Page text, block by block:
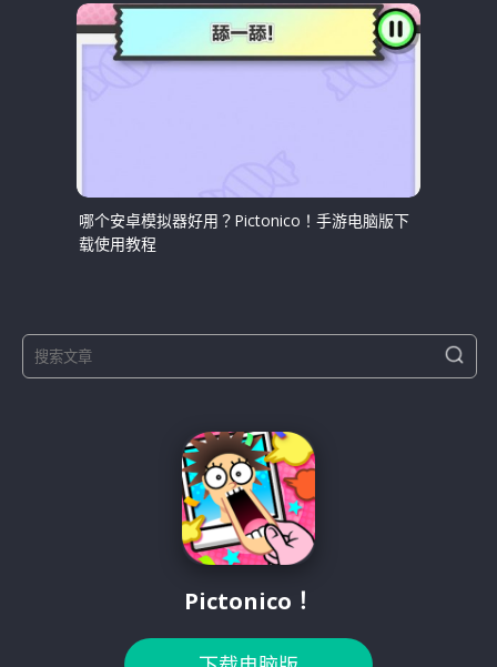
哪个安卓模拟器好用？Pictonico！手游电脑版下
载使用教程
e
S
e
Pictonico！